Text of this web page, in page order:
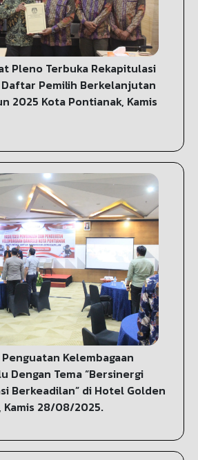
Pleno Terbuka Rekapitulasi
Pemilih Berkelanjutan
2025 Kota Pontianak, Kamis
Kelembagaan
Dengan Tema “Bersinergi
Berkeadilan” di Hotel Golden
Kamis 28/08/2025.